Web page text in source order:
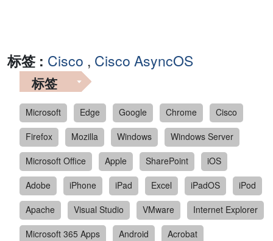
标签 : Cisco , Cisco AsyncOS
标签
Microsoft Edge Google Chrome
Cisco
Firefox
Mozilla Windows
Windows Server
Microsoft Office
Apple SharePoint
iOS
Adobe
iPhone iPad Excel iPadOS
iPod
Apache
Visual Studio VMware
Internet Explorer
Microsoft 365 Apps
Android
Acrobat